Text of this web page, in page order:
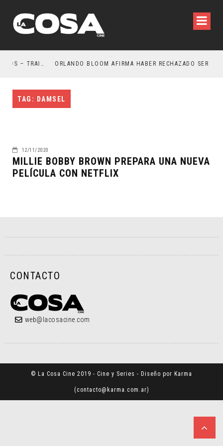
LA NOCHE DEL DEMONIO: ESTÁN ENTRE NOSOTROS – TRAILER FINAL ORLANDO BLOOM AFIRMA HABER RECHAZADO SER
TAG: DAMSEL
12/11/2020
MILLIE BOBBY BROWN PREPARA UNA NUEVA
PELÍCULA CON NETFLIX
CONTACTO
web@lacosacine.com
© La Cosa Cine 2019 - Cine y Series - Diseño por Karma
(contacto@karma.com.ar)